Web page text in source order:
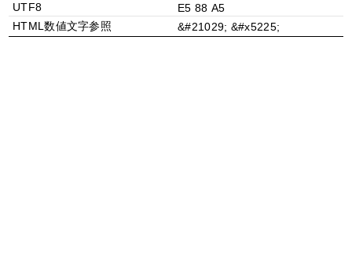
UTF8
E5 88 A5
HTML数値文字参照
&#21029; &#x5225;